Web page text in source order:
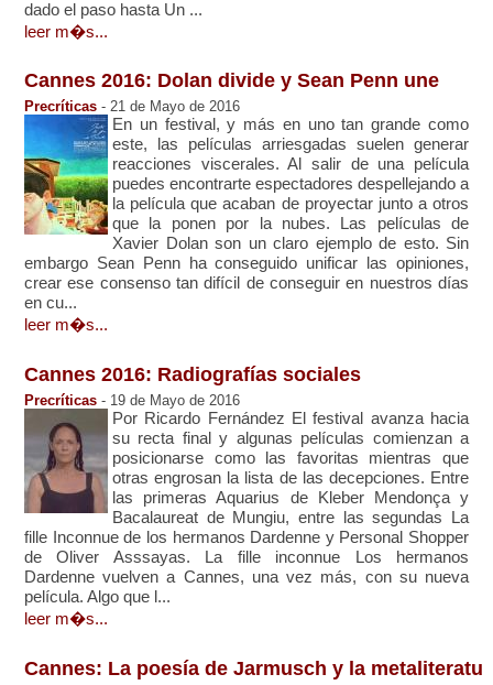
dado el paso hasta Un ...
leer m�s...
Cannes 2016: Dolan divide y Sean Penn une
Precríticas - 21 de Mayo de 2016
En un festival, y más en uno tan grande como
este, las películas arriesgadas suelen generar
reacciones viscerales. Al salir de una película
puedes encontrarte espectadores despellejando a
la película que acaban de proyectar junto a otros
que la ponen por la nubes. Las películas de
Xavier Dolan son un claro ejemplo de esto. Sin
embargo Sean Penn ha conseguido unificar las opiniones,
crear ese consenso tan difícil de conseguir en nuestros días
en cu...
leer m�s...
Cannes 2016: Radiografías sociales
Precríticas - 19 de Mayo de 2016
Por Ricardo Fernández El festival avanza hacia
su recta final y algunas películas comienzan a
posicionarse como las favoritas mientras que
otras engrosan la lista de las decepciones. Entre
las primeras Aquarius de Kleber Mendonça y
Bacalaureat de Mungiu, entre las segundas La
fille Inconnue de los hermanos Dardenne y Personal Shopper
de Oliver Asssayas. La fille inconnue Los hermanos
Dardenne vuelven a Cannes, una vez más, con su nueva
película. Algo que l...
leer m�s...
Cannes: La poesía de Jarmusch y la